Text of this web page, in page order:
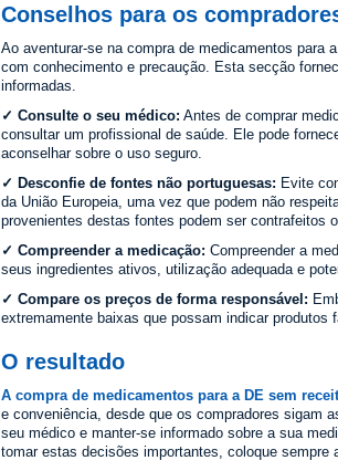
Conselhos para os
Ao aventurar-se na compra de medicamentos para
com conhecimento e precaução. Esta secção
informadas.
✓ Consulte o seu médico: Antes de comprar
consultar um profissional de saúde. Ele pode
aconselhar sobre o uso seguro.
✓ Desconfie de fontes não portuguesas: Evite
da União Europeia, uma vez que podem não
provenientes destas fontes podem ser contrafeitos
✓ Compreender a medicação: Compreender a
seus ingredientes ativos, utilização adequada e
✓ Compare os preços de forma responsável:
extremamente baixas que possam indicar produtos
O resultado
A compra de medicamentos para a DE sem
e conveniência, desde que os compradores sigam
seu médico e manter-se informado sobre a sua
tomar estas decisões importantes, coloque sempre